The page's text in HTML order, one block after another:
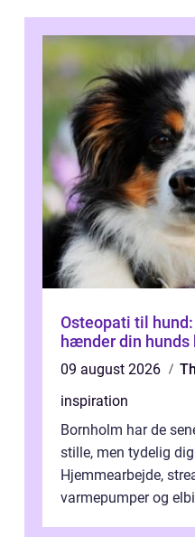
Osteopati til
hænder din hunds
09 august 2026
inspiration
Bornholm har de
stille, men tydelig
Hjemmearbejde,
varmepumper og